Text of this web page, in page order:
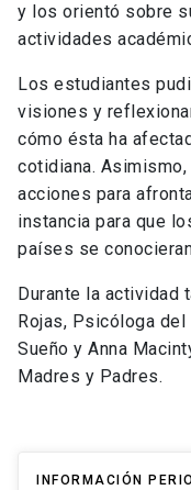
y los orientó sobre
actividades
Los estudiantes
visiones y
cómo ésta ha
cotidiana.
acciones para
instancia para que
países se
Durante la actividad
Rojas, Psicóloga
Sueño y Anna
Madres y Padres.
INFORMACIÓN